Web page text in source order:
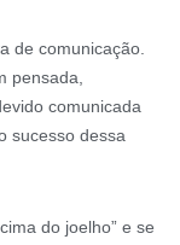
de comunicação.
pensada,
comunicada
sucesso dessa
do joelho” e se